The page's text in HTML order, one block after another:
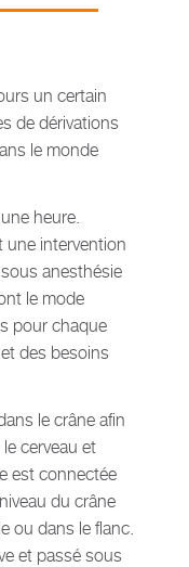
un certain
de dérivations
le monde
heure.
une intervention
anesthésie
le mode
pour chaque
des besoins
le crâne afin
cerveau et
est connectée
du crâne
ou dans le flanc.
et passé sous